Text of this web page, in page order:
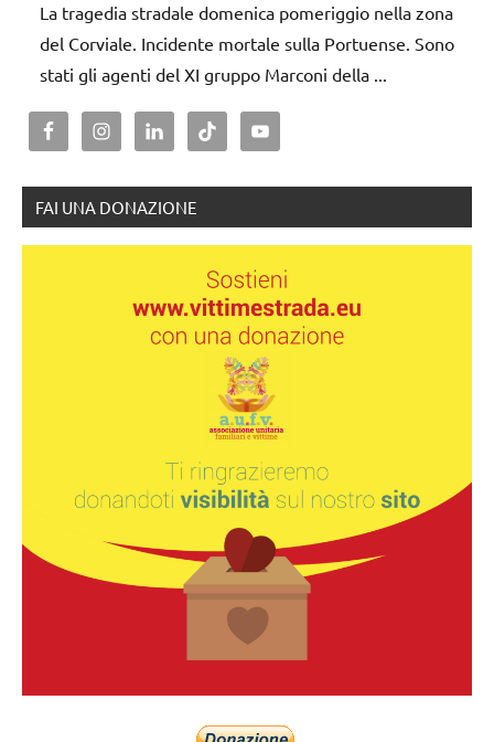
La tragedia stradale domenica pomeriggio nella zona
del Corviale. Incidente mortale sulla Portuense. Sono
stati gli agenti del XI gruppo Marconi della ...
FAI UNA DONAZIONE